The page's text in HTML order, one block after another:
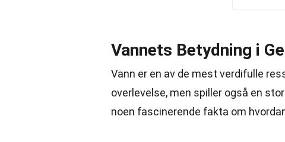
Vannets Betydning i
Vann er en av de mest verdifulle
overlevelse, men spiller også en
noen fascinerende fakta om